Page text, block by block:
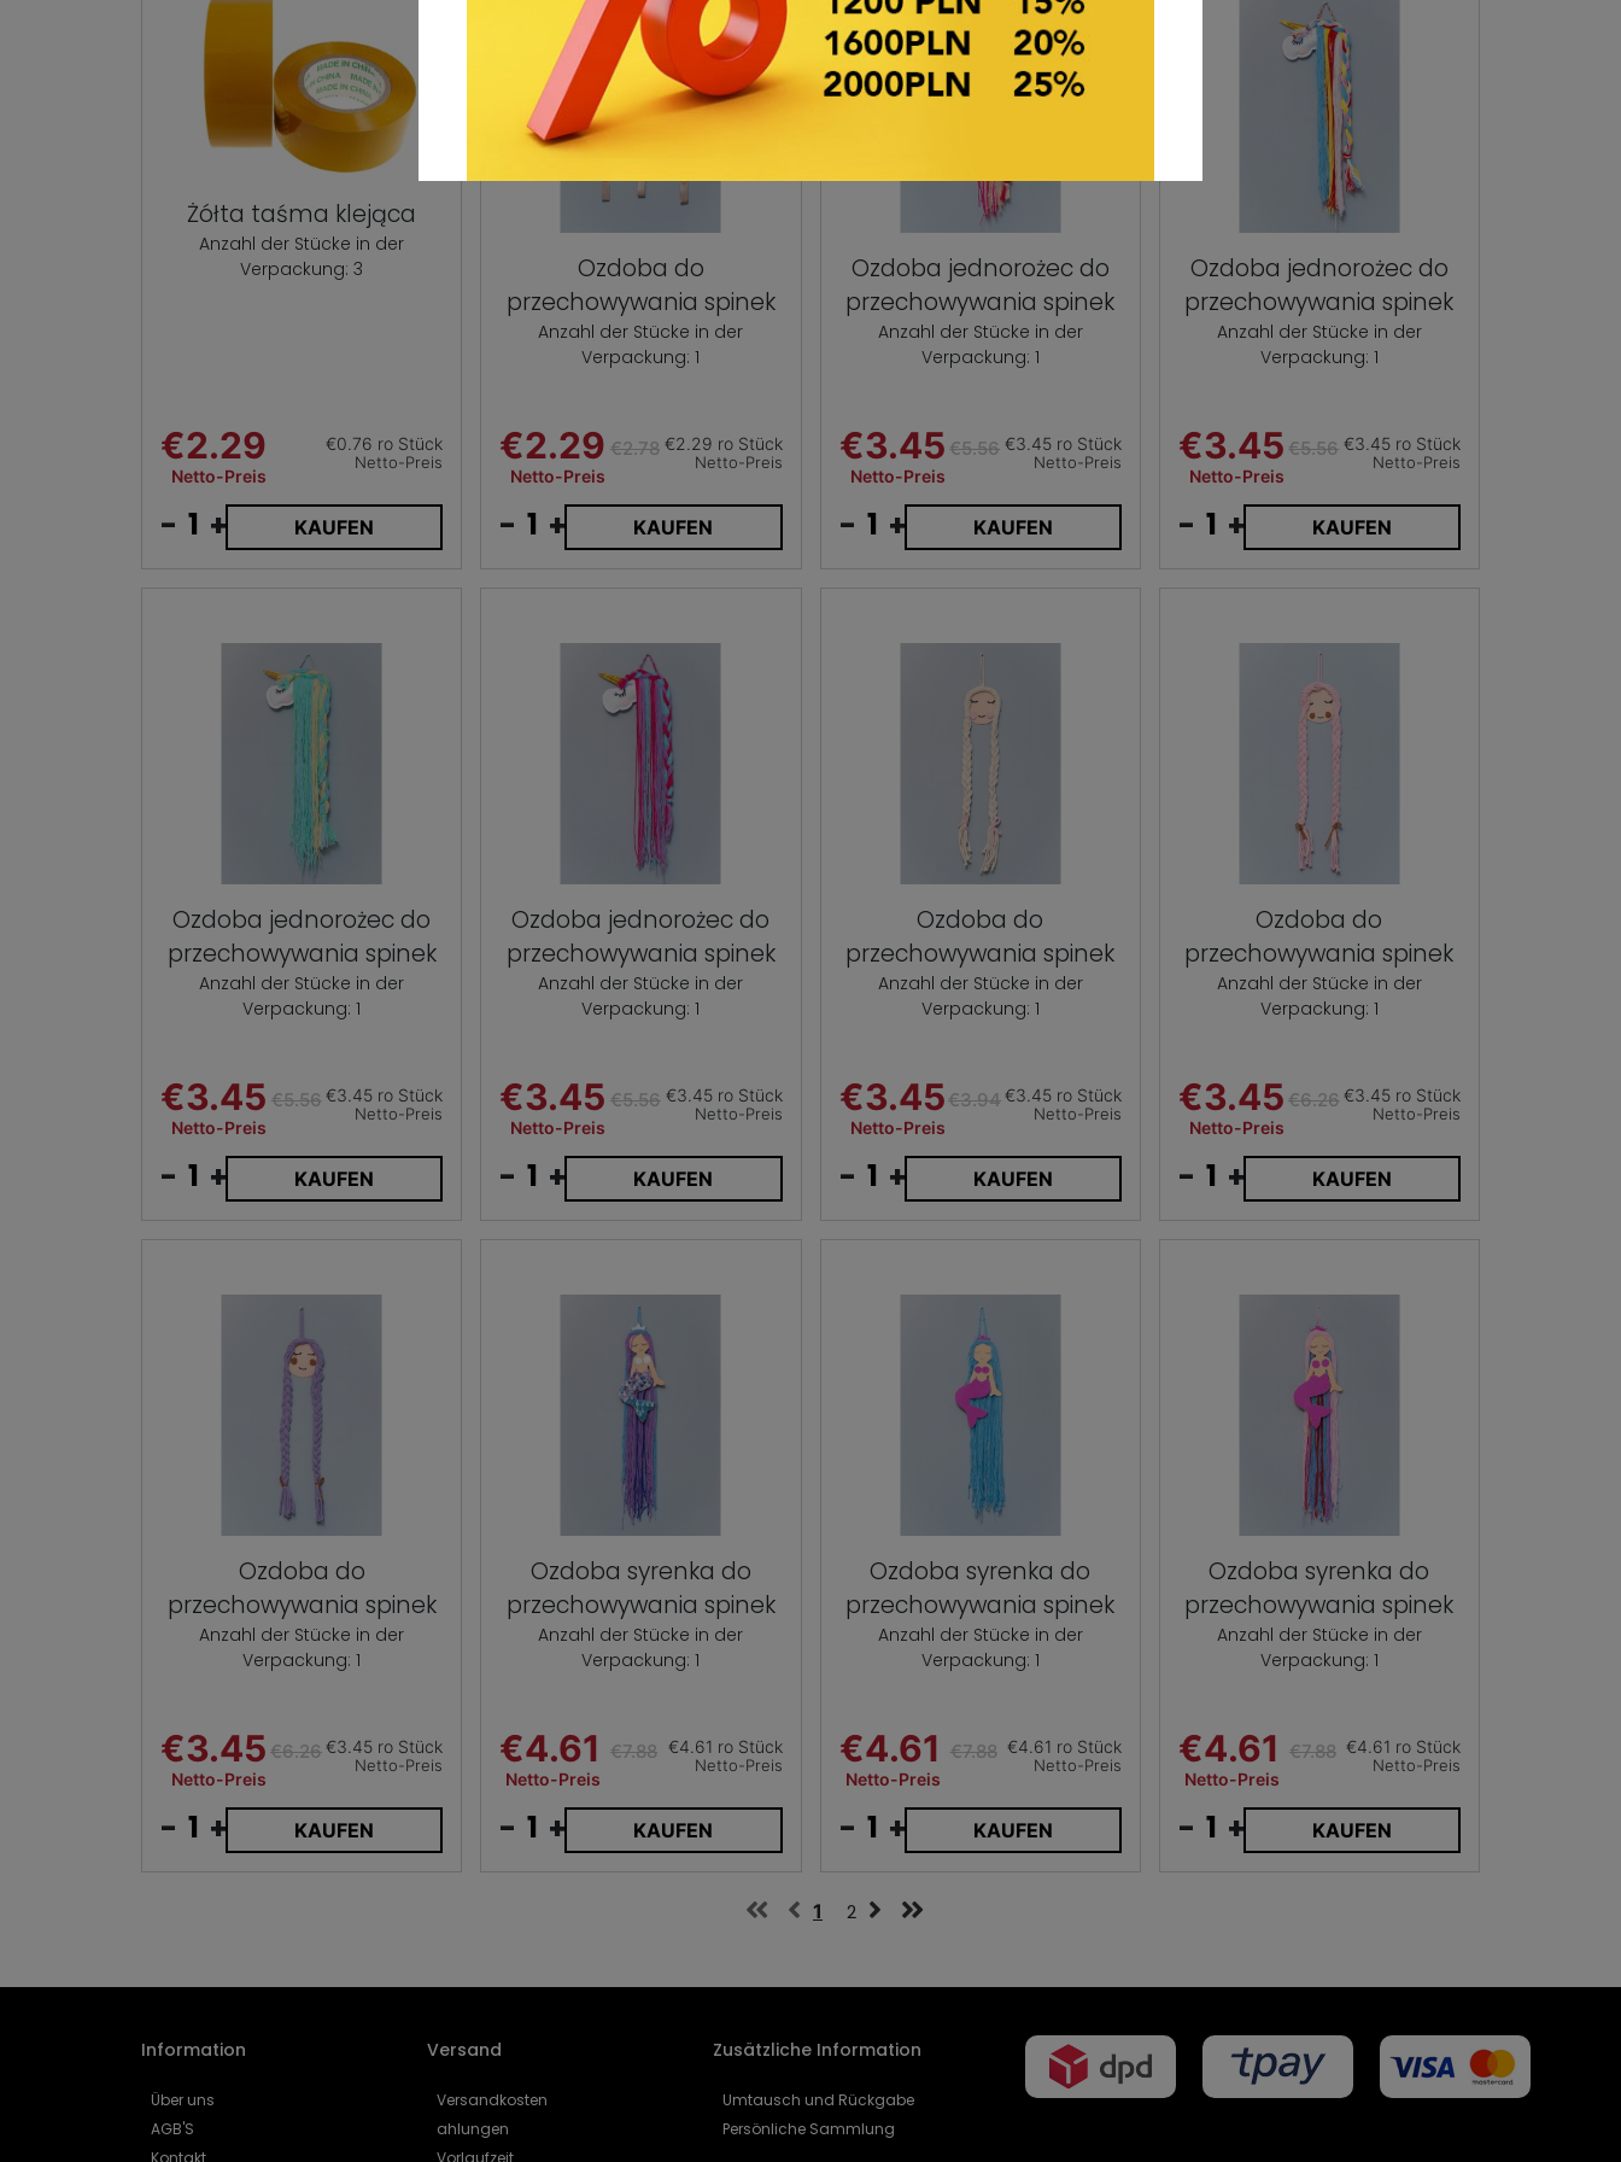
Żółta taśma klejąca
Anzahl der Stücke in der
Verpackung: 3
€2.29
Netto-Preis
€0.76 ro Stück
Netto-Preis
- + KAUFEN
Ozdoba do
przechowywania spinek
Anzahl der Stücke in der
Verpackung: 1
€2.29
Netto-Preis
€2.78 €2.29 ro Stück
Netto-Preis
- + KAUFEN
Ozdoba jednorożec do
przechowywania spinek
Anzahl der Stücke in der
Verpackung: 1
€3.45
Netto-Preis
€5.56 €3.45 ro Stück
Netto-Preis
- + KAUFEN
Ozdoba jednorożec do
przechowywania spinek
Anzahl der Stücke in der
Verpackung: 1
€3.45
Netto-Preis
€5.56 €3.45 ro Stück
Netto-Preis
- + KAUFEN
Ozdoba jednorożec do
przechowywania spinek
Anzahl der Stücke in der
Verpackung: 1
€3.45
Netto-Preis
€5.56 €3.45 ro Stück
Netto-Preis
- + KAUFEN
Ozdoba jednorożec do
przechowywania spinek
Anzahl der Stücke in der
Verpackung: 1
€3.45
Netto-Preis
€5.56 €3.45 ro Stück
Netto-Preis
- + KAUFEN
Ozdoba do
przechowywania spinek
Anzahl der Stücke in der
Verpackung: 1
€3.45
Netto-Preis
€3.94 €3.45 ro Stück
Netto-Preis
- + KAUFEN
Ozdoba do
przechowywania spinek
Anzahl der Stücke in der
Verpackung: 1
€3.45
Netto-Preis
€6.26 €3.45 ro Stück
Netto-Preis
- + KAUFEN
Ozdoba do
przechowywania spinek
Anzahl der Stücke in der
Verpackung: 1
€3.45
Netto-Preis
€6.26 €3.45 ro Stück
Netto-Preis
- + KAUFEN
Ozdoba syrenka do
przechowywania spinek
Anzahl der Stücke in der
Verpackung: 1
€4.61
Netto-Preis
€7.88 €4.61 ro Stück
Netto-Preis
- + KAUFEN
Ozdoba syrenka do
przechowywania spinek
Anzahl der Stücke in der
Verpackung: 1
€4.61
Netto-Preis
€7.88 €4.61 ro Stück
Netto-Preis
- + KAUFEN
Ozdoba syrenka do
przechowywania spinek
Anzahl der Stücke in der
Verpackung: 1
€4.61
Netto-Preis
€7.88 €4.61 ro Stück
Netto-Preis
- + KAUFEN
1 2
Information
Über uns
AGB'S
Kontakt
Versand
Versandkosten
ahlungen
Vorlaufzeit
Zusätzliche Information
Umtausch und Rückgabe
Persönliche Sammlung